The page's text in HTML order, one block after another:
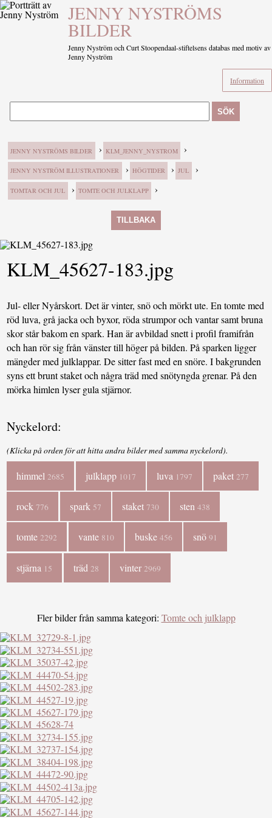
JENNY NYSTRÖMS
BILDER
Jenny Nyström och Curt Stoopendaal-stiftelsens databas med motiv av
Jenny Nyström
Information
SÖK
JENNY NYSTRÖMS BILDER › KLM_JENNY_NYSTROM ›
JENNY NYSTRÖM ILLUSTRATIONER › HÖGTIDER › JUL ›
TOMTAR OCH JUL › TOMTE OCH JULKLAPP ›
TILLBAKA
KLM_45627-183.jpg
Jul- eller Nyårskort. Det är vinter, snö och mörkt ute. En tomte med
röd luva, grå jacka och byxor, röda strumpor och vantar samt bruna
skor står bakom en spark. Han är avbildad snett i profil framifrån
och han rör sig från vänster till höger på bilden. På sparken ligger
mängder med julklappar. De sitter fast med en snöre. I bakgrunden
syns ett brunt staket och några träd med snötyngda grenar. På den
mörka himlen lyser gula stjärnor.
Nyckelord:
(Klicka på orden för att hitta andra bilder med samma nyckelord).
himmel 2685 julklapp 1017 luva 1797 paket 277
rock776 spark 57 staket 730 sten438
tomte 2292 vante 810 buske 456 snö91
stjärna 15 träd 28 vinter 2969
Fler bilder från samma kategori: Tomte och julklapp